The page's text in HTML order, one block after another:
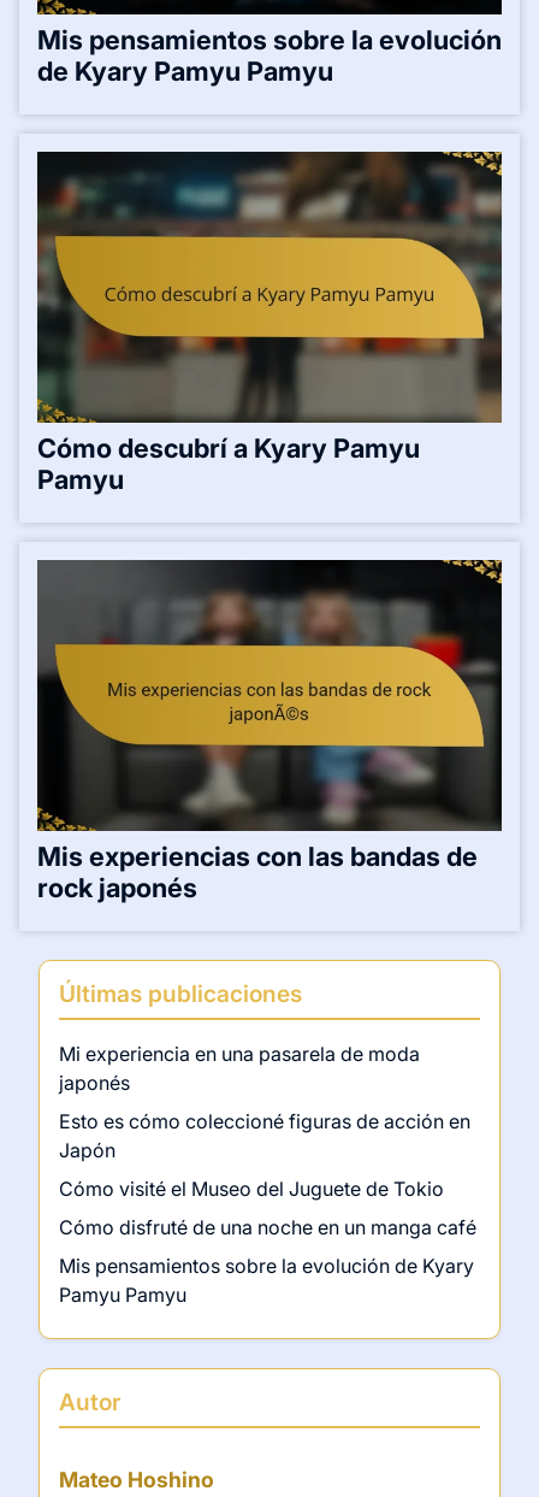
Mis pensamientos sobre la evolución
de Kyary Pamyu Pamyu
Cómo descubrí a Kyary Pamyu
Pamyu
Mis experiencias con las bandas de
rock japonés
Últimas publicaciones
Mi experiencia en una pasarela de moda
japonés
Esto es cómo coleccioné figuras de acción en
Japón
Cómo visité el Museo del Juguete de Tokio
Cómo disfruté de una noche en un manga café
Mis pensamientos sobre la evolución de Kyary
Pamyu Pamyu
Autor
Mateo Hoshino